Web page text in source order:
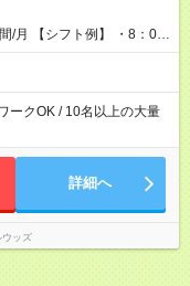
8：00
ークOK / 10名以上の大量
詳細へ
ウッズ